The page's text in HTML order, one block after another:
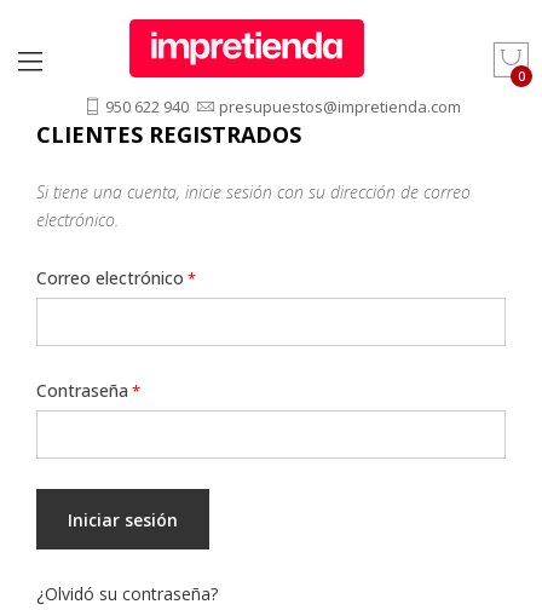
950 622 940 presupuestos@impretienda.com
CLIENTES REGISTRADOS
Si tiene una cuenta, inicie sesión con su dirección de correo
electrónico.
Correo electrónico
Contraseña
Iniciar sesión
¿Olvidó su contraseña?